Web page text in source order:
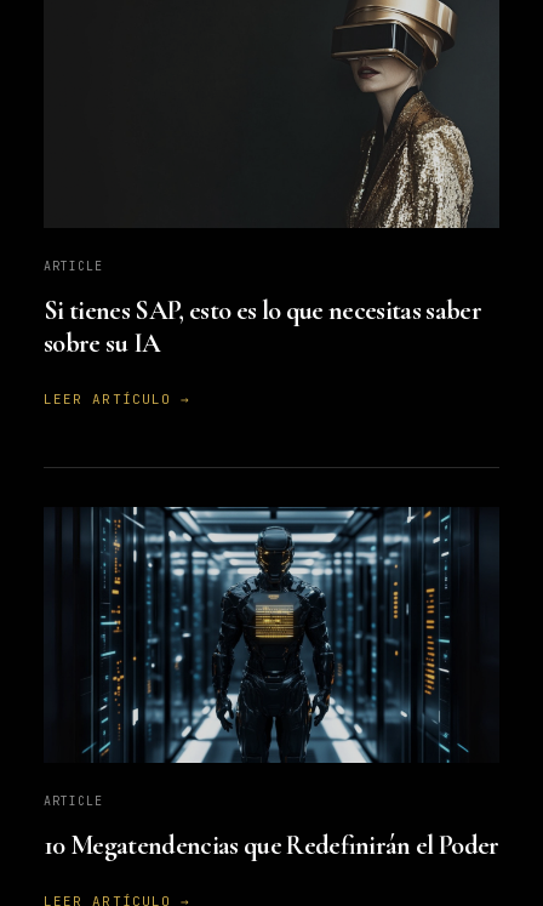
ARTICLE
Si tienes SAP, esto es lo que necesitas saber
sobre su IA
LEER ARTÍCULO →
ARTICLE
10 Megatendencias que Redefinirán el Poder
LEER ARTÍCULO →